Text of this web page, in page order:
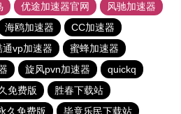
优途加速器官网
风驰加速器
海鸥加速器
CC加速器
通vp加速器
蜜蜂加速器
旋风pvn加速器
quickq
免费版
胜春下载站
久免费版 毕竟乐民下载站